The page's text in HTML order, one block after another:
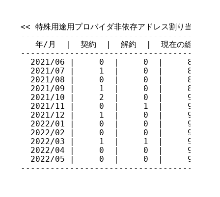
<< 特殊用途用プロバイダ非依存アドレス割り当てサ
   年/月  |  契約  |  解約  |  現在の総数
  2021/06 |     0  |     0  |     87
  2021/07 |     1  |     0  |     88
  2021/08 |     0  |     0  |     88
  2021/09 |     1  |     0  |     89
  2021/10 |     2  |     0  |     91
  2021/11 |     0  |     1  |     90
  2021/12 |     1  |     0  |     91
  2022/01 |     0  |     0  |     91
  2022/02 |     0  |     0  |     91
  2022/03 |     1  |     1  |     91
  2022/04 |     0  |     0  |     91
  2022/05 |     0  |     0  |     91